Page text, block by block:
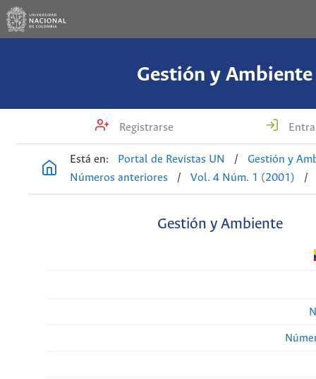
Gestión y Ambiente
Registrarse
Está en: Portal de Revistas UN /
Gestión y
Números anteriores
/ Vol. 4 Núm. 1 (2001) /
Gestión y Ambiente